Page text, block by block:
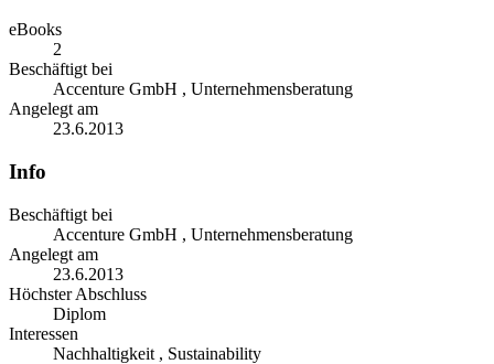
eBooks
2
Beschäftigt bei
Accenture GmbH , Unternehmensberatung
Angelegt am
23.6.2013
Info
Beschäftigt bei
Accenture GmbH , Unternehmensberatung
Angelegt am
23.6.2013
Höchster Abschluss
Diplom
Interessen
Nachhaltigkeit , Sustainability